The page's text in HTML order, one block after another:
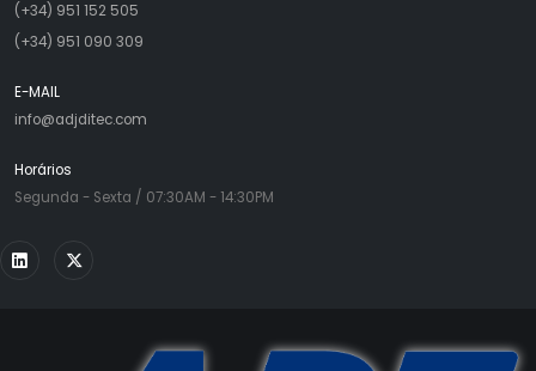
(+34) 951 152 505
(+34) 951 090 309
E-MAIL
info@adjditec.com
Horários
Segunda - Sexta / 07:30AM - 14:30PM